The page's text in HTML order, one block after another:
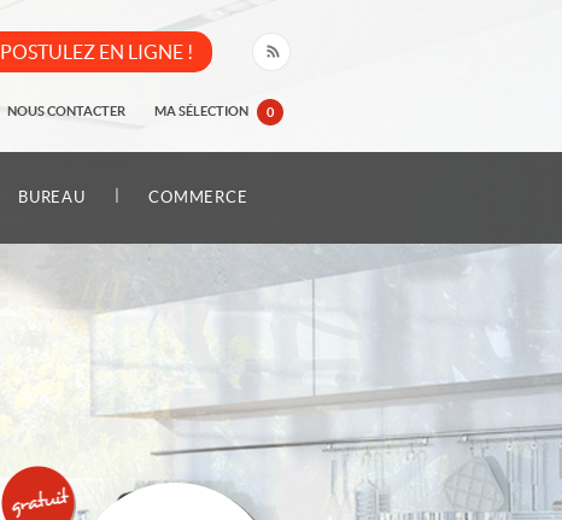
POSTULEZ EN LIGNE !
NOUS CONTACTER MA SÉLECTION 0
BUREAU COMMERCE